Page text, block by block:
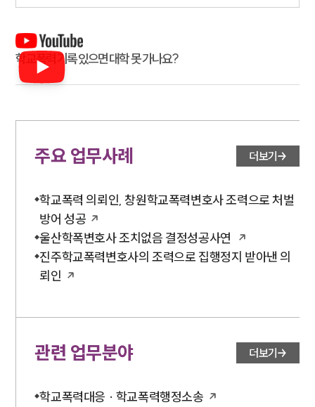
학교폭력 기록 있으면 대학 못 가나요?
주요 업무사례 더보기
학교폭력 의뢰인, 창원학교폭력변호사 조력으로 처벌
방어 성공
울산학폭변호사 조치없음 결정성공사연
진주학교폭력변호사의 조력으로 집행정지 받아낸 의
뢰인
관련 업무분야 더보기
학교폭력대응 · 학교폭력행정소송